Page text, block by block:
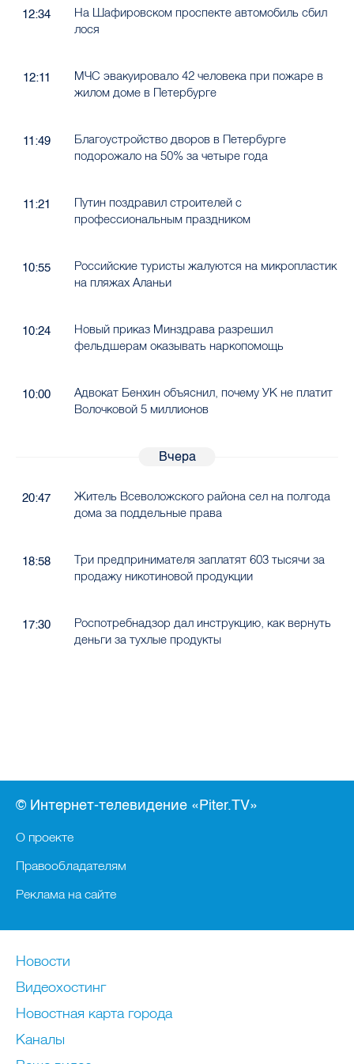
12:34
На Шафировском проспекте автомобиль сбил
лося
12:11
МЧС эвакуировало 42 человека при пожаре в
жилом доме в Петербурге
11:49
Благоустройство дворов в Петербурге
подорожало на 50% за четыре года
11:21
Путин поздравил строителей с
профессиональным праздником
10:55
Российские туристы жалуются на микропластик
на пляжах Аланьи
10:24
Новый приказ Минздрава разрешил
фельдшерам оказывать наркопомощь
10:00
Адвокат Бенхин объяснил, почему УК не платит
Волочковой 5 миллионов
Вчера
20:47
Житель Всеволожского района сел на полгода
дома за поддельные права
18:58
Три предпринимателя заплатят 603 тысячи за
продажу никотиновой продукции
17:30
Роспотребнадзор дал инструкцию, как вернуть
деньги за тухлые продукты
© Интернет-телевидение «Piter.TV»
О проекте
Правообладателям
Реклама на сайте
Новости
Видеохостинг
Новостная карта города
Каналы